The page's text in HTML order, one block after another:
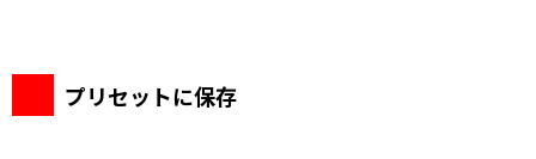
プリセットに保存